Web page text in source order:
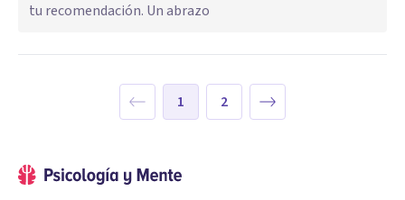
tu recomendación. Un abrazo
1 2